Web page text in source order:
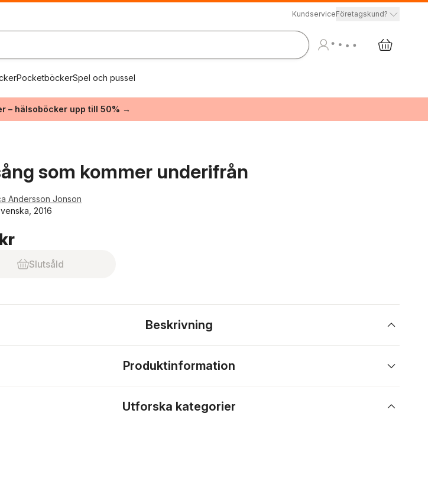
KundserviceFöretagskund?
PocketböckerSpel och pussel
– hälsoböcker upp till 50% →
som kommer underifrån
Andersson Jonson
2016
Slutsåld
Beskrivning
Produktinformation
Utforska kategorier